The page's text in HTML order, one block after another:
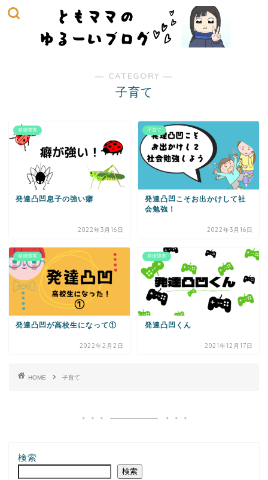
― CATEGORY ―
子育て
発達障害
発達凸凹息子の強い癖
2022年3月16日
子育て
発達凸凹こそお出かけして社
会勉強！
2022年3月16日
発達障害
発達凸凹が高校生になって①
2022年2月2日
発達障害
発達凸凹くん
2021年12月17日
HOME 子育て
検索
検索